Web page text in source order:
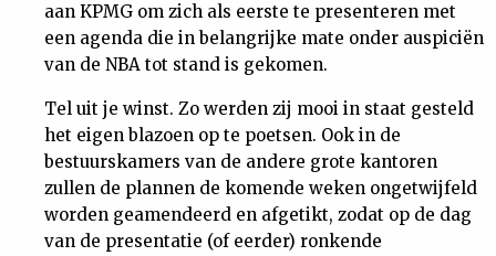
aan KPMG om zich als eerste te presenteren met
een agenda die in belangrijke mate onder auspiciën
van de NBA tot stand is gekomen.
Tel uit je winst. Zo werden zij mooi in staat gesteld
het eigen blazoen op te poetsen. Ook in de
bestuurskamers van de andere grote kantoren
zullen de plannen de komende weken ongetwijfeld
worden geamendeerd en afgetikt, zodat op de dag
van de presentatie (of eerder) ronkende